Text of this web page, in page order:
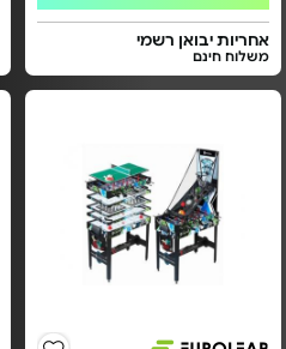
אחריות יבואן רשמי
משלוח חינם